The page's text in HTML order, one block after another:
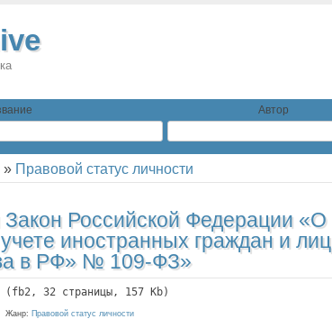
Автор
» Правовой статус личности
Российской Федерации «О
иностранных граждан и лиц
в РФ» № 109-ФЗ»
( fb2, 32 страницы, 157 Kb)
Жанр: Правовой статус личности